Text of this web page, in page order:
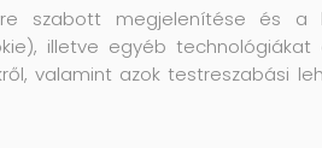
szabott megjelenítése és a
illetve egyéb technológiákat
valamint azok testreszabási